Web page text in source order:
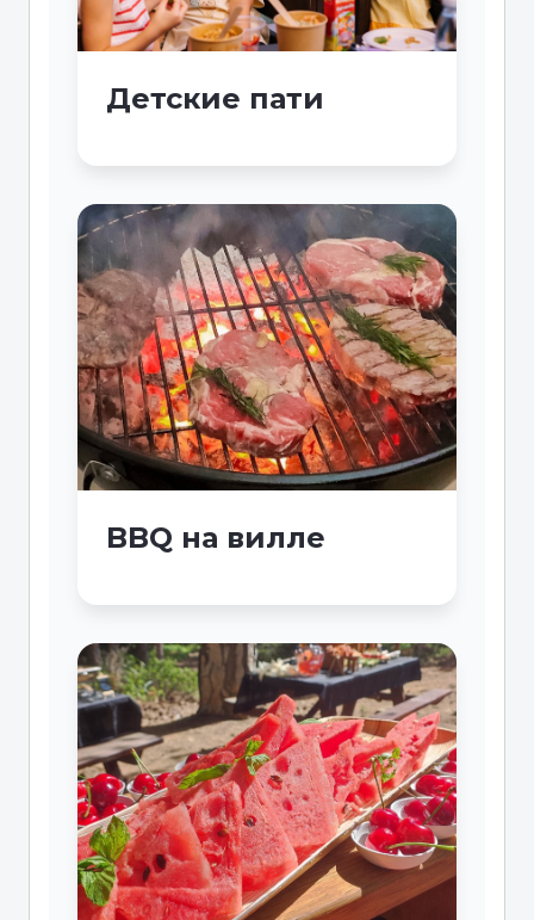
Детские пати
BBQ на вилле